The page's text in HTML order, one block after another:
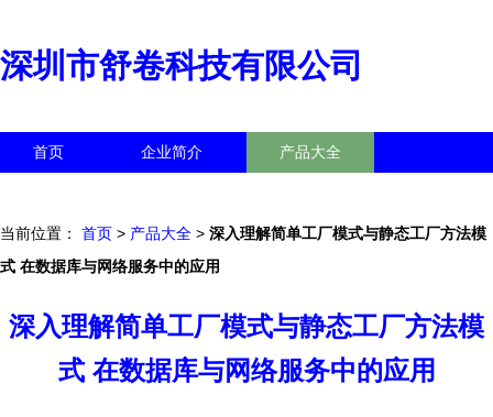
深圳市舒卷科技有限公司
首页 企业简介 产品大全
当前位置： 首页 > 产品大全 > 深入理解简单工厂模式与静态工厂方法模
式 在数据库与网络服务中的应用
深入理解简单工厂模式与静态工厂方法模
式 在数据库与网络服务中的应用